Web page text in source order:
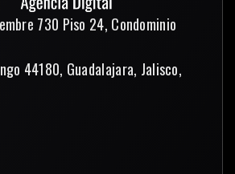
730 Piso 24, Condominio
44180, Guadalajara, Jalisco,